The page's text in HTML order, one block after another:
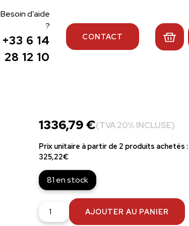
Besoin d’aide
?
+33 6 14
28 12 10
CONTACT
1336,79€(TVA 20% INCLUSE)
Prix unitaire à partir de 2 produits achetés :
325,22€
81 en stock
quantité
de
AJOUTER AU PANIER